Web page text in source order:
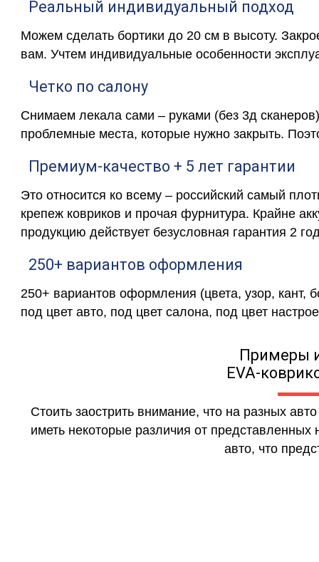
Реальный индивидуальный подход
Можем сделать бортики до 20 см в высоту.
вам. Учтем индивидуальные особенности
Четко по салону
Снимаем лекала сами – руками (без 3д
проблемные места, которые нужно закрыть.
Премиум-качество + 5 лет гарантии
Это относится ко всему – российский самый
крепеж ковриков и прочая фурнитура. Крайне
продукцию действует безусловная гарантия 2
250+ вариантов оформления
250+ вариантов оформления (цвета, узор, кант,
под цвет авто, под цвет салона, под цвет
Примеры
EVA-
Стоить заострить внимание, что на разных
иметь некоторые различия от
авто, что